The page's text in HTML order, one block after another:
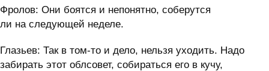
Фролов: Они боятся и непонятно, соберутся
ли на следующей неделе.
Глазьев: Так в том-то и дело, нельзя уходить. Надо
забирать этот облсовет, собираться его в кучу,